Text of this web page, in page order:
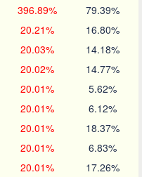
396.89% 79.39%
20.21% 16.80%
20.03% 14.18%
20.02% 14.77%
20.01% 5.62%
20.01% 6.12%
20.01% 18.37%
20.01% 6.83%
20.01% 17.26%